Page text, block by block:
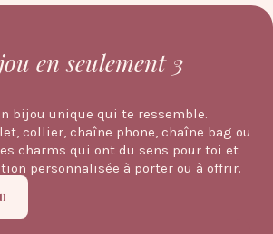
en seulement 3
bijou unique qui te ressemble.
collier, chaîne phone, chaîne bag ou
charms qui ont du sens pour toi et
personnalisée à porter ou à offrir.